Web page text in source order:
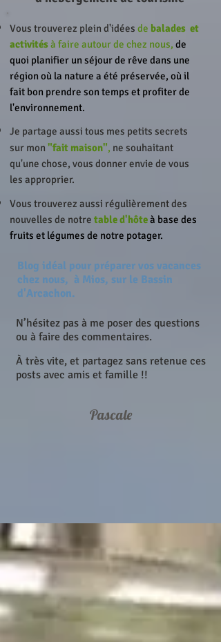
Vous trouverez plein d'idées de balades et
activitésà faire autour de chez nous, de
quoi planifier un séjour de rêve dans une
région où la nature a été préservée, où il
fait bon prendre son temps et profiter de
l'environnement.
Je partage aussi tous mes petits secrets
sur mon"fait maison", ne souhaitant
qu'une chose, vous donner envie de vous
les approprier.
Vous trouverez aussi régulièrement des
nouvelles de notre table d'hôteà base des
fruits et légumes de notre potager.
Blog idéal pour préparer vos vacances
chez nous, à Mios, sur le Bassin
d'Arcachon.
N’hésitez pas à me poser des questions
ou à faire des commentaires.
À très vite, et partagez sans retenue ces
posts avec amis et famille !!
Pascale